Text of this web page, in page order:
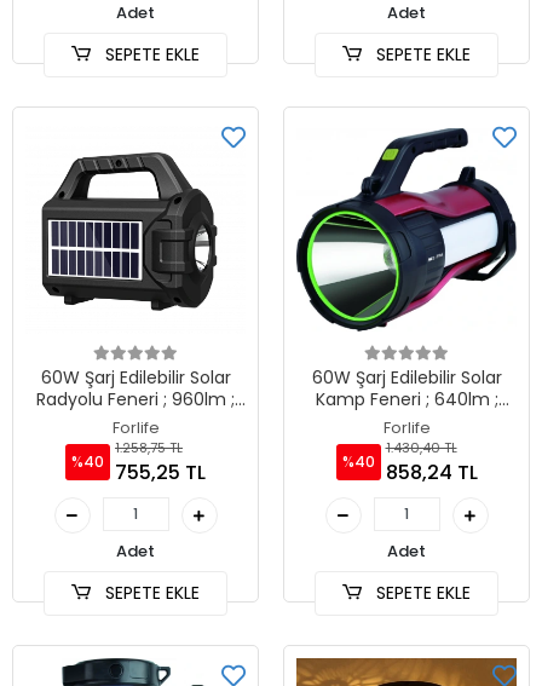
Adet
SEPETE EKLE
Adet
SEPETE EKLE
60W Şarj Edilebilir Solar
Radyolu Feneri ; 960lm ;
6500K
Forlife
%40
1.258,75 TL
755,25 TL
Adet
SEPETE EKLE
60W Şarj Edilebilir Solar
Kamp Feneri ; 640lm ;
6500K
Forlife
%40
1.430,40 TL
858,24 TL
Adet
SEPETE EKLE